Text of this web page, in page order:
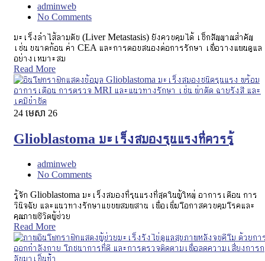
adminweb
No Comments
มะเร็งลำไส้ลามตับ (Liver Metastasis) ยังควบคุมได้ เช็กสัญญาณสำคัญ
เช่น ขนาดก้อน ค่า CEA และการตอบสนองต่อการรักษา เพื่อวางแผนดูแล
อย่างเหมาะสม
Read More
24 មេសា 26
Glioblastoma มะเร็งสมองรุนแรงที่ควรรู้
adminweb
No Comments
รู้จัก Glioblastoma มะเร็งสมองที่รุนแรงที่สุดในผู้ใหญ่ อาการเตือน การ
วินิจฉัย และแนวทางรักษาแบบผสมผสาน เพื่อเพิ่มโอกาสควบคุมโรคและ
คุณภาพชีวิตผู้ป่วย
Read More